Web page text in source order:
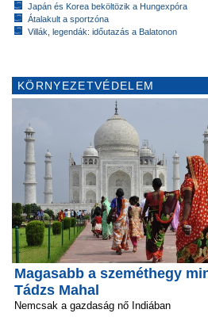
Japán és Korea beköltözik a Hungexpóra
Átalakult a sportzóna
Villák, legendák: időutazás a Balatonon
KÖRNYEZETVÉDELEM
Magasabb a szeméthegy
Tádzs Mahal
Nemcsak a gazdaság nő Indiában